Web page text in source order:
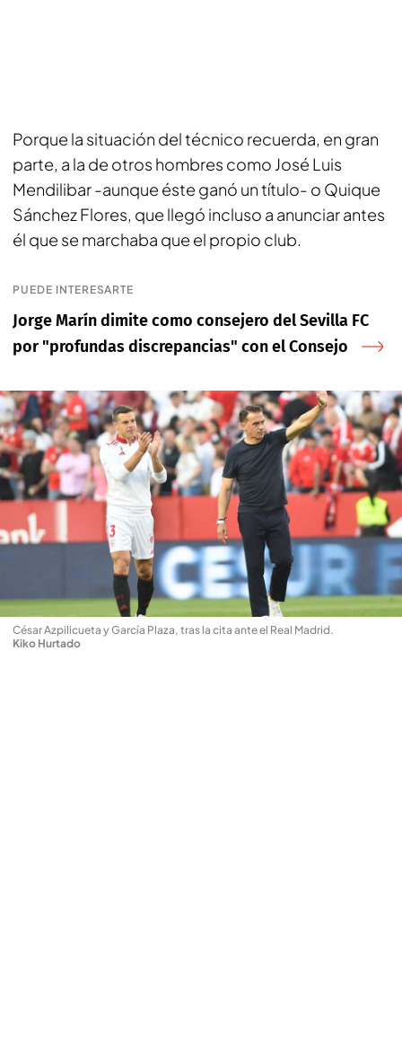
Porque la situación del técnico recuerda, en gran
parte, a la de otros hombres como José Luis
Mendilibar -aunque éste ganó un título- o Quique
Sánchez Flores, que llegó incluso a anunciar antes
él que se marchaba que el propio club.
PUEDE INTERESARTE
Jorge Marín dimite como consejero del Sevilla FC
por "profundas discrepancias" con el Consejo
César Azpilicueta y García Plaza, tras la cita ante el Real Madrid.
Kiko Hurtado